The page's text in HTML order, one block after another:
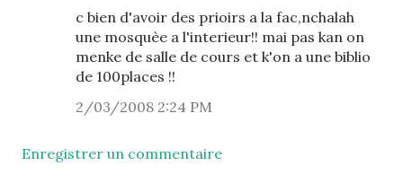
c bien d'avoir des prioirs a la fac,nchalah
une mosquèe a l'interieur!! mai pas kan on
menke de salle de cours et k'on a une biblio
de 100places !!
2/03/2008 2:24 PM
Enregistrer un commentaire